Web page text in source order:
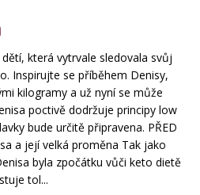
která vytrvale sledovala svůj
Inspirujte se příběhem Denisy,
kilogramy a už nyní se může
poctivě dodržuje principy low
bude určitě připravena. PŘED
a její velká proměna Tak jako
byla zpočátku vůči keto dietě
tol...